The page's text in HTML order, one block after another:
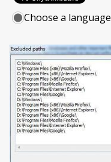
Choose a language